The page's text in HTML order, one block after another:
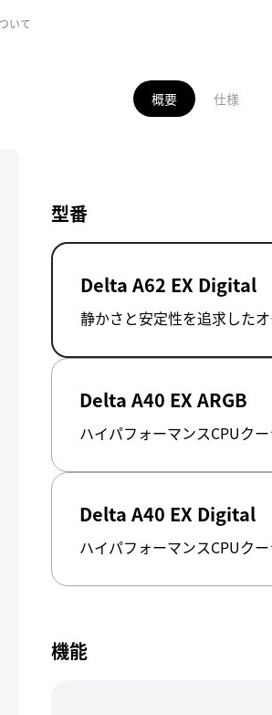
いて
概要 仕様
型番
Delta A62 EX Digital
静かさと安定性を追求した
Delta A40 EX ARGB
ハイパフォーマンスCPUク
Delta A40 EX Digital
ハイパフォーマンスCPUク
機能